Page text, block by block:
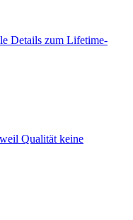
Details zum Lifetime-
Qualität keine